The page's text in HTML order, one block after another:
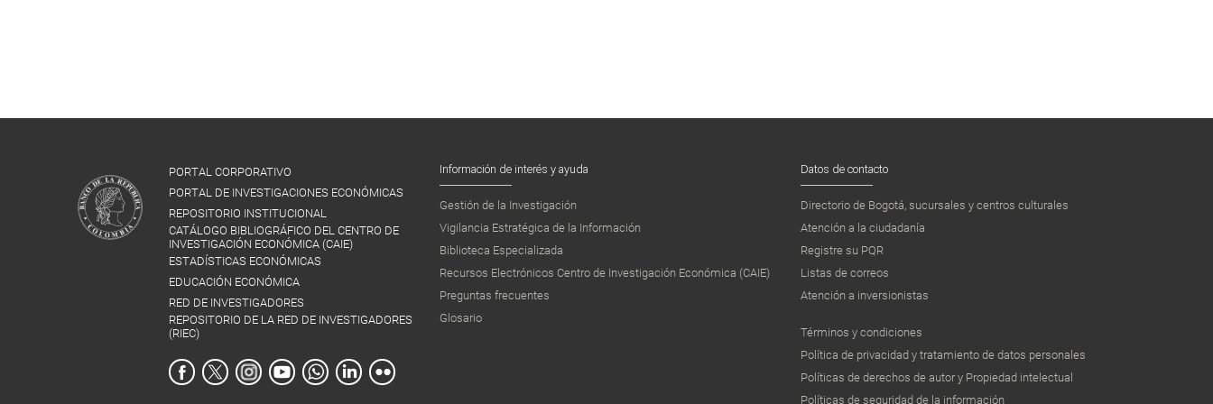
PORTAL CORPORATIVO
PORTAL DE INVESTIGACIONES ECONÓMICAS
REPOSITORIO INSTITUCIONAL
CATÁLOGO BIBLIOGRÁFICO DEL CENTRO DE
INVESTIGACIÓN ECONÓMICA (CAIE)
ESTADÍSTICAS ECONÓMICAS
EDUCACIÓN ECONÓMICA
RED DE INVESTIGADORES
REPOSITORIO DE LA RED DE INVESTIGADORES
(RIEC)
Información de interés y ayuda
Gestión de la Investigación
Vigilancia Estratégica de la Información
Biblioteca Especializada
Recursos Electrónicos Centro de Investigación Económica (CAIE)
Preguntas frecuentes
Glosario
Datos de contacto
Directorio de Bogotá, sucursales y centros culturales
Atención a la ciudadanía
Registre su PQR
Listas de correos
Atención a inversionistas
Términos y condiciones
Política de privacidad y tratamiento de datos personales
Políticas de derechos de autor y Propiedad intelectual
Políticas de seguridad de la información